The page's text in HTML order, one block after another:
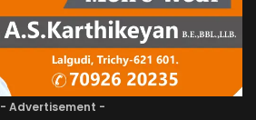
- Advertisement -